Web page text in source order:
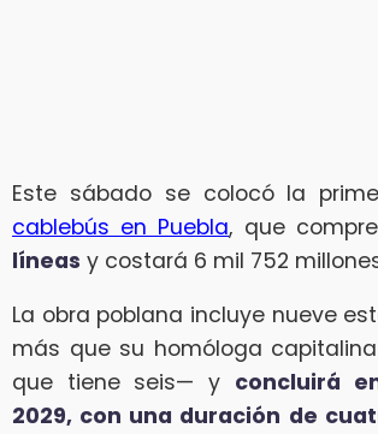
Este sábado se colocó la
cablebús en Puebla, que
líneas y costará 6 mil 752
La obra poblana incluye nueve
más que su homóloga
que tiene seis— y concluirá
2029, con una duración de